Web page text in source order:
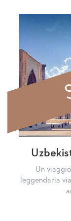
Un
leggendaria